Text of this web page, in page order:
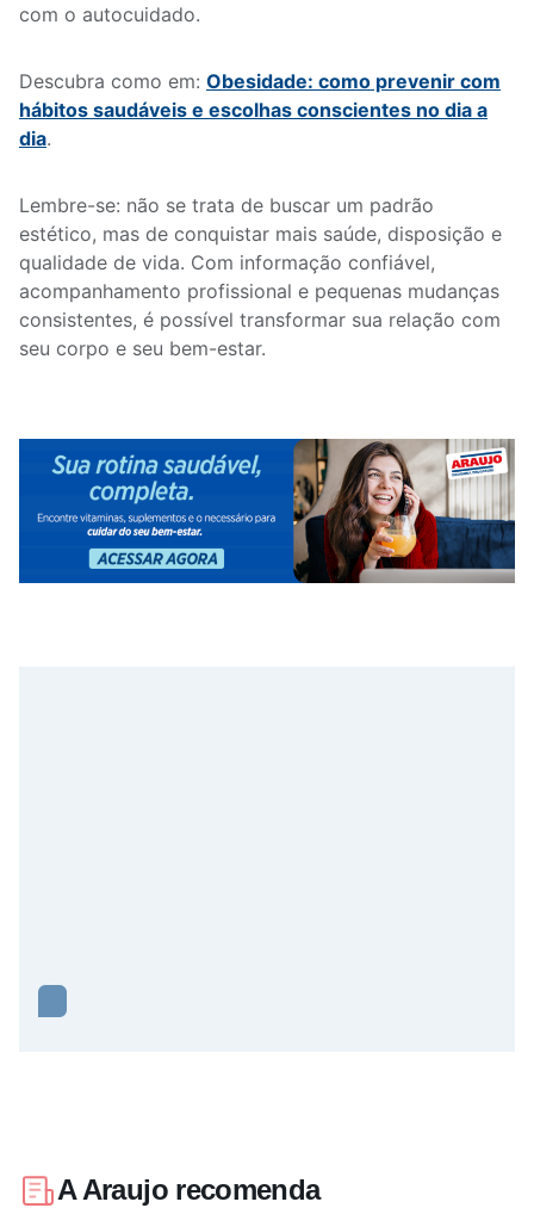
com o autocuidado.
Descubra como em: Obesidade: como prevenir com
hábitos saudáveis e escolhas conscientes no dia a
dia.
Lembre-se: não se trata de buscar um padrão
estético, mas de conquistar mais saúde, disposição e
qualidade de vida. Com informação confiável,
acompanhamento profissional e pequenas mudanças
consistentes, é possível transformar sua relação com
seu corpo e seu bem-estar.
A Araujo recomenda